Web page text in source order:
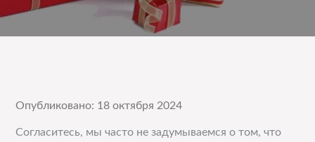
Опубликовано: 18 октября 2024
Согласитесь, мы часто не задумываемся о том, что